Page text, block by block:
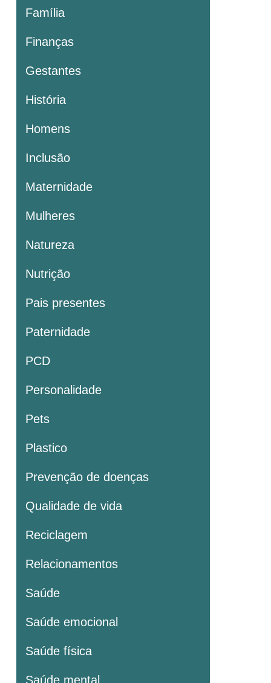
Família
Finanças
Gestantes
História
Homens
Inclusão
Maternidade
Mulheres
Natureza
Nutrição
Pais presentes
Paternidade
PCD
Personalidade
Pets
Plastico
Prevenção de doenças
Qualidade de vida
Reciclagem
Relacionamentos
Saúde
Saúde emocional
Saúde física
Saúde mental